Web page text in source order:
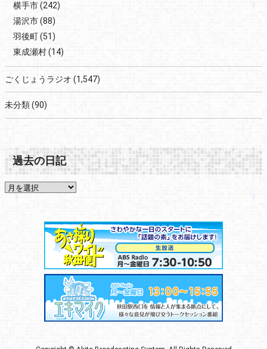
横手市(242)
湯沢市(88)
羽後町(51)
東成瀬村(14)
ごくじょうラジオ (1,547)
未分類(90)
過去の日記